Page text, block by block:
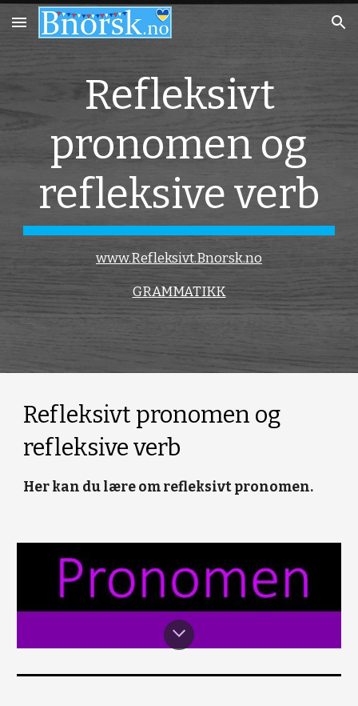
Skip to main content Skip to navigation
Refleksivt
pronomen og
refleksive verb
www.Refleksivt.Bnorsk.no
GRAMMATIKK
Refleksivt pronomen og
refleksive verb
Her kan du lære om refleksivt pronomen.